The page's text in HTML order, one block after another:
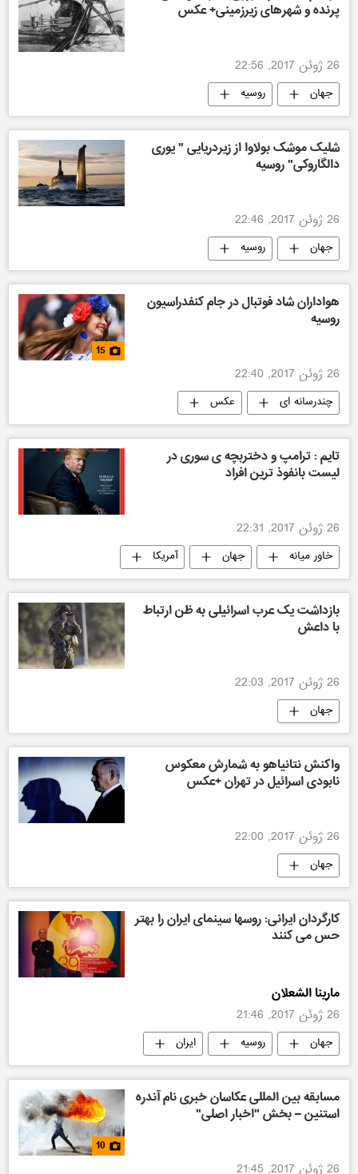
پرنده و شهرهای زیرزمینی+ عکس
26 ژوئن 2017, 22:56
جهان روسیه
شلیک موشک بولاوا از زیردریایی " یوری
دالگاروکی" روسیه
26 ژوئن 2017, 22:46
جهان روسیه
هواداران شاد فوتبال در جام کنفدراسیون
روسیه
15
26 ژوئن 2017, 22:40
چندرسانه ای عکس
تایم : ترامپ و دختربچه ی سوری در
لیست بانفوذ ترین افراد
26 ژوئن 2017, 22:31
خاور میانه جهان آمریکا
بازداشت یک عرب اسرائیلی به ظن ارتباط
با داعش
26 ژوئن 2017, 22:03
جهان
واکنش نتانیاهو به شمارش معکوس
نابودی اسرائیل در تهران +عکس
26 ژوئن 2017, 22:00
جهان
کارگردان ایرانی: روسها سینمای ایران را بهتر
حس می کنند
مارینا الشعلان
26 ژوئن 2017, 21:46
جهان روسیه
ایران
گزارش و تحلیل
مسابقه بین المللی عکاسان خبری نام آندره
استنین – بخش "اخبار اصلی"
10